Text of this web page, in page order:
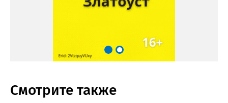
Смотрите также